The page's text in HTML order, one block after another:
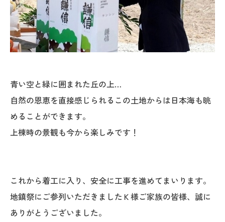
青い空と緑に囲まれた丘の上…
自然の恩恵を直接感じられるこの土地からは日本海も眺
めることができます。
上棟時の景観も今から楽しみです！
これから着工に入り、安全に工事を進めてまいります。
地鎮祭にご参列いただきましたＫ様ご家族の皆様、誠に
ありがとうございました。